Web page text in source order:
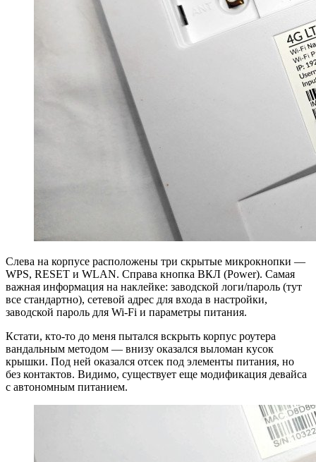
Слева на корпусе расположены три скрытые микрокнопки —
WPS, RESET и WLAN. Справа кнопка ВКЛ (Power). Самая
важная информация на наклейке: заводской логи/пароль (тут
все стандартно), сетевой адрес для входа в настройки,
заводской пароль для Wi-Fi и параметры питания.
Кстати, кто-то до меня пытался вскрыть корпус роутера
вандальным методом — внизу оказался выломан кусок
крышки. Под ней оказался отсек под элементы питания, но
без контактов. Видимо, существует еще модификация девайса
с автономным питанием.